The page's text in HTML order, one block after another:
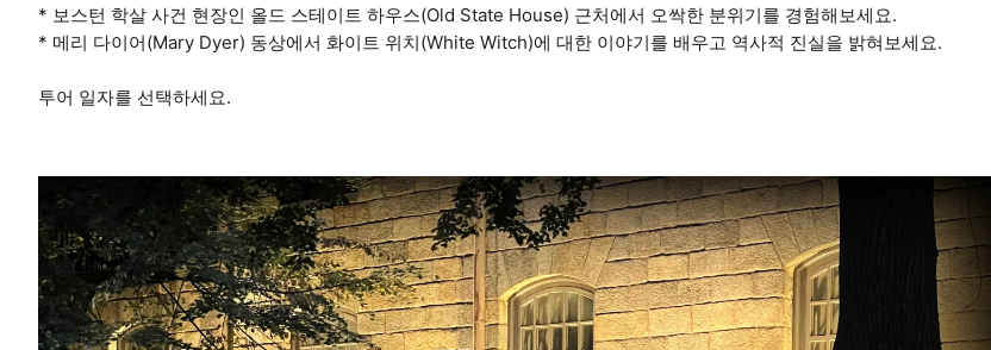
* 보스턴 학살 사건 현장인 올드 스테이트 하우스(Old State House) 근처에서 오싹한 분위기를 경험해보세요.
* 메리 다이어(Mary Dyer) 동상에서 화이트 위치(White Witch)에 대한 이야기를 배우고 역사적 진실을 밝혀보세요.
투어 일자를 선택하세요.